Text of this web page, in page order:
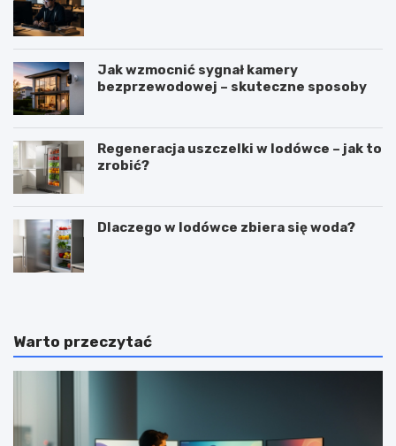
Jak wzmocnić sygnał kamery
bezprzewodowej – skuteczne sposoby
Regeneracja uszczelki w lodówce – jak to
zrobić?
Dlaczego w lodówce zbiera się woda?
Warto przeczytać